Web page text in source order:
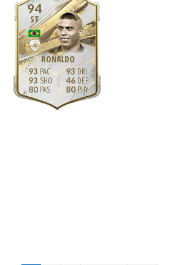
94
ST
RONALDO
93
93
80
93
46
80